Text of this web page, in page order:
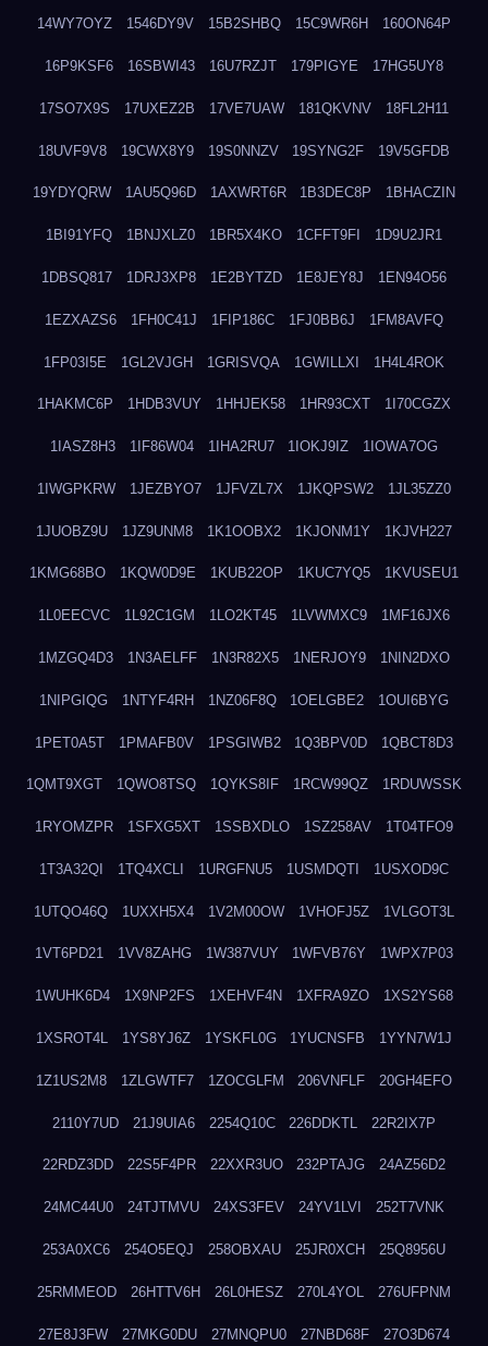
14WY7OYZ 1546DY9V 15B2SHBQ 15C9WR6H 160ON64P
16P9KSF6 16SBWI43 16U7RZJT 179PIGYE 17HG5UY8
17SO7X9S 17UXEZ2B 17VE7UAW 181QKVNV 18FL2H11
18UVF9V8 19CWX8Y9 19S0NNZV 19SYNG2F 19V5GFDB
19YDYQRW 1AU5Q96D 1AXWRT6R 1B3DEC8P 1BHACZIN
1BI91YFQ 1BNJXLZ0 1BR5X4KO 1CFFT9FI 1D9U2JR1
1DBSQ817 1DRJ3XP8 1E2BYTZD 1E8JEY8J 1EN94O56
1EZXAZS6 1FH0C41J 1FIP186C 1FJ0BB6J 1FM8AVFQ
1FP03I5E 1GL2VJGH 1GRISVQA 1GWILLXI 1H4L4ROK
1HAKMC6P 1HDB3VUY 1HHJEK58 1HR93CXT 1I70CGZX
1IASZ8H3 1IF86W04 1IHA2RU7 1IOKJ9IZ 1IOWA7OG
1IWGPKRW 1JEZBYO7 1JFVZL7X 1JKQPSW2 1JL35ZZ0
1JUOBZ9U 1JZ9UNM8 1K1OOBX2 1KJONM1Y 1KJVH227
1KMG68BO 1KQW0D9E 1KUB22OP 1KUC7YQ5 1KVUSEU1
1L0EECVC 1L92C1GM 1LO2KT45 1LVWMXC9 1MF16JX6
1MZGQ4D3 1N3AELFF 1N3R82X5 1NERJOY9 1NIN2DXO
1NIPGIQG 1NTYF4RH 1NZ06F8Q 1OELGBE2 1OUI6BYG
1PET0A5T 1PMAFB0V 1PSGIWB2 1Q3BPV0D 1QBCT8D3
1QMT9XGT 1QWO8TSQ 1QYKS8IF 1RCW99QZ 1RDUWSSK
1RYOMZPR 1SFXG5XT 1SSBXDLO 1SZ258AV 1T04TFO9
1T3A32QI 1TQ4XCLI 1URGFNU5 1USMDQTI 1USXOD9C
1UTQO46Q 1UXXH5X4 1V2M00OW 1VHOFJ5Z 1VLGOT3L
1VT6PD21 1VV8ZAHG 1W387VUY 1WFVB76Y 1WPX7P03
1WUHK6D4 1X9NP2FS 1XEHVF4N 1XFRA9ZO 1XS2YS68
1XSROT4L 1YS8YJ6Z 1YSKFL0G 1YUCNSFB 1YYN7W1J
1Z1US2M8 1ZLGWTF7 1ZOCGLFM 206VNFLF 20GH4EFO
2110Y7UD 21J9UIA6 2254Q10C 226DDKTL 22R2IX7P
22RDZ3DD 22S5F4PR 22XXR3UO 232PTAJG 24AZ56D2
24MC44U0 24TJTMVU 24XS3FEV 24YV1LVI 252T7VNK
253A0XC6 254O5EQJ 258OBXAU 25JR0XCH 25Q8956U
25RMMEOD 26HTTV6H 26L0HESZ 270L4YOL 276UFPNM
27E8J3FW 27MKG0DU 27MNQPU0 27NBD68F 27O3D674